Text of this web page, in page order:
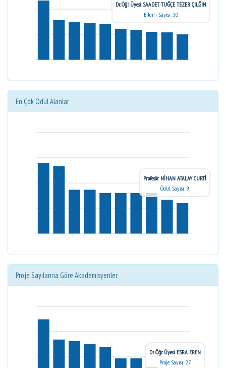
Dr. Öğr. Üyesi SAADET TUĞÇE TEZER ÇILĞIN
Bildiri Sayısı: 50
En Çok Ödül Alanlar
Profesör NİHAN ATALAY CURTİ
Ödül Sayısı: 9
Proje Sayılarına Göre Akademisyenler
Dr. Öğr. Üyesi ESRA EREN
Proje Sayısı: 27